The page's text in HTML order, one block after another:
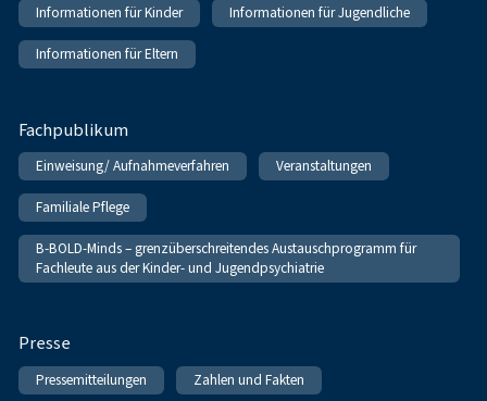
Informationen für Kinder Informationen für Jugendliche
Informationen für Eltern
Fachpublikum
Einweisung/ Aufnahmeverfahren Veranstaltungen
Familiale Pflege
B-BOLD-Minds – grenzüberschreitendes Austauschprogramm für
Fachleute aus der Kinder- und Jugendpsychiatrie
Presse
Pressemitteilungen Zahlen und Fakten